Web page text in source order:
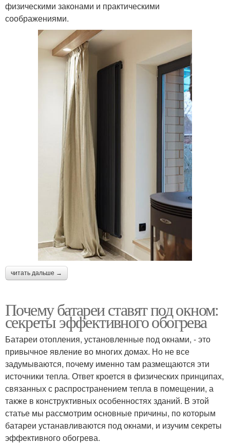
физическими законами и практическими
соображениями.
читать дальше →
Почему батареи ставят под окном:
секреты эффективного обогрева
Батареи отопления, установленные под окнами, - это
привычное явление во многих домах. Но не все
задумываются, почему именно там размещаются эти
источники тепла. Ответ кроется в физических принципах,
связанных с распространением тепла в помещении, а
также в конструктивных особенностях зданий. В этой
статье мы рассмотрим основные причины, по которым
батареи устанавливаются под окнами, и изучим секреты
эффективного обогрева.